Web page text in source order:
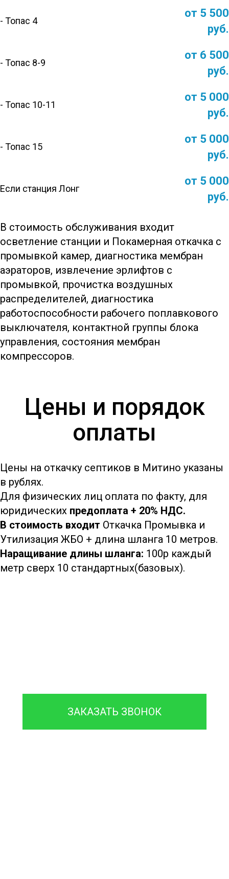
- Топас 4
от 5 500
руб.
- Топас 8-9
от 6 500
руб.
- Топас 10-11
от 5 000
руб.
- Топас 15
от 5 000
руб.
Если станция Лонг
от 5 000
руб.
В стоимость обслуживания входит
осветление станции и Покамерная откачка с
промывкой камер, диагностика мембран
аэраторов, извлечение эрлифтов с
промывкой, прочистка воздушных
распределителей, диагностика
работоспособности рабочего поплавкового
выключателя, контактной группы блока
управления, состояния мембран
компрессоров.
Цены и порядок
оплаты
Цены на откачку септиков в Митино указаны
в рублях.
Для физических лиц оплата по факту, для
юридических предоплата + 20% НДС.
В стоимость входит Откачка Промывка и
Утилизация ЖБО + длина шланга 10 метров.
Наращивание длины шланга: 100р каждый
метр сверх 10 стандартных(базовых).
ЗАКАЗАТЬ ЗВОНОК